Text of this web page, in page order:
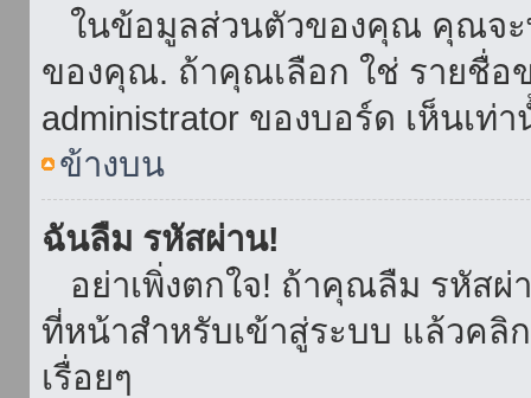
ในข้อมูลส่วนตัวของคุณ คุณจะ
ของคุณ. ถ้าคุณเลือก ใช่ รายชื่
administrator ของบอร์ด เห็นเ
ข้างบน
ฉันลืม รหัสผ่าน!
อย่าเพิ่งตกใจ! ถ้าคุณลืม รหัสผ่
ที่หน้าสำหรับเข้าสู่ระบบ แล้วค
เรื่อยๆ